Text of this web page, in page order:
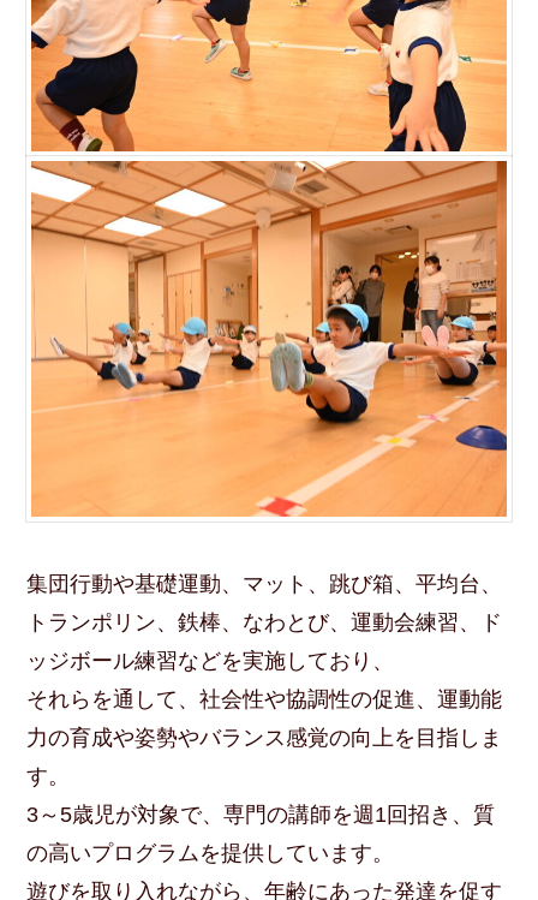
集団行動や基礎運動、マット、跳び箱、平均台、
トランポリン、鉄棒、なわとび、運動会練習、ド
ッジボール練習などを実施しており、
それらを通して、社会性や協調性の促進、運動能
力の育成や姿勢やバランス感覚の向上を目指しま
す。
3～5歳児が対象で、専門の講師を週1回招き、質
の高いプログラムを提供しています。
遊びを取り入れながら、年齢にあった発達を促す